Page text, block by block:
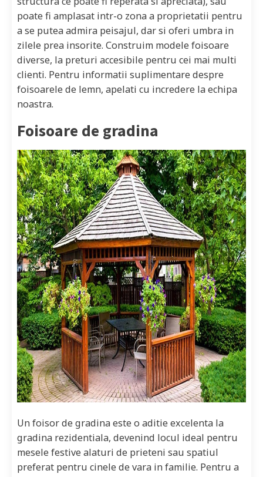
poate fi amplasat intr-o zona a proprietatii pentru
a se putea admira peisajul, dar si oferi umbra in
zilele prea insorite. Construim modele foisoare
diverse, la preturi accesibile pentru cei mai multi
clienti. Pentru informatii suplimentare despre
foisoarele de lemn, apelati cu incredere la echipa
noastra.
Foisoare de gradina
Un foisor de gradina este o aditie excelenta la
gradina rezidentiala, devenind locul ideal pentru
mesele festive alaturi de prieteni sau spatiul
preferat pentru cinele de vara in familie. Pentru a